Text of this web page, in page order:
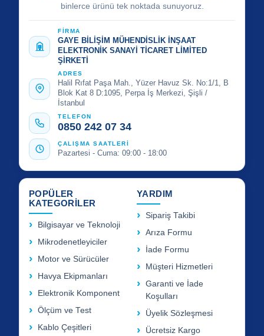
binlerce ürünü tek noktada sunuyoruz.
FİRMA
GAYE BİLİŞİM MÜHENDİSLİK İNŞAAT
ELEKTRONİK SANAYİ TİCARET LİMİTED
ŞİRKETİ
ADRES
Halil Rıfat Paşa Mah., Yüzer Havuz Sk. No:1/1, B
Blok Kat 8 D:1095, Perpa İş Merkezi, Şişli /
İstanbul
TELEFON
0850 242 07 34
ÇALIŞMA SAATLERİ
Pazartesi - Cuma: 09:00 - 18:00
POPÜLER
KATEGORİLER
Bilgisayar ve Teknoloji
Mikrodenetleyiciler
Motor ve Sürücüler
Havya Ekipmanları
Elektronik Komponent
Ölçüm ve Test
Kablo Çeşitleri
YARDIM
Sipariş Takibi
Arıza Formu
İade Formu
Müşteri Hizmetleri
Garanti ve İade
Koşulları
Üyelik Sözleşmesi
Ücretsiz Kargo